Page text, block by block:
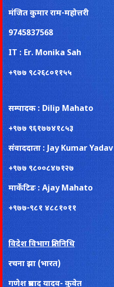
मंजित कुमार राम-महोत्तरी
9745837568
IT : Er. Monika Sah
+९७७ ९८२६८०११५५
सम्पादक : Dilip Mahato
+९७७ ९६१७७४१८५३
संवाददाता : Jay Kumar Yadav
+९७७ ९८००८४७१२७
मार्केटिङ : Ajay Mahato
+९७७-९८१ ४८८१०११
विदेश विभाग प्रतिनिधि
रचना झा (भारत)
गणेश प्रसाद यादव- कुवेत